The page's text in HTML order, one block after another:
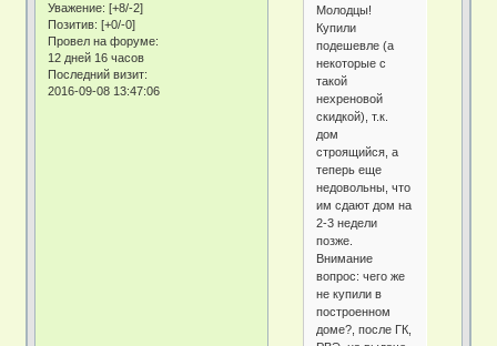
Уважение: [+8/-2]
Позитив: [+0/-0]
Провел на форуме:
12 дней 16 часов
Последний визит:
2016-09-08 13:47:06
Молодцы!
Купили
подешевле (а
некоторые с
такой
нехреновой
скидкой), т.к.
дом
строящийся, а
теперь еще
недовольны, что
им сдают дом на
2-3 недели
позже.
Внимание
вопрос: чего же
не купили в
построенном
доме?, после ГК,